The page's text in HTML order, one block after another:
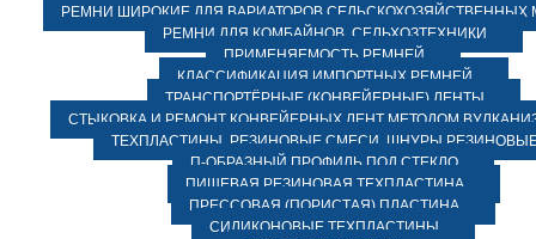
РЕМНИ ШИРОКИЕ ДЛЯ ВАРИАТОРОВ СЕЛЬСКОХОЗЯЙСТВЕННЫХ
РЕМНИ ДЛЯ КОМБАЙНОВ, СЕЛЬХОЗТЕХНИКИ
ПРИМЕНЯЕМОСТЬ РЕМНЕЙ
КЛАССИФИКАЦИЯ ИМПОРТНЫХ РЕМНЕЙ
ТРАНСПОРТЁРНЫЕ (КОНВЕЙЕРНЫЕ) ЛЕНТЫ
СТЫКОВКА И РЕМОНТ КОНВЕЙЕРНЫХ ЛЕНТ МЕТОДОМ
ТЕХПЛАСТИНЫ, РЕЗИНОВЫЕ СМЕСИ, ШНУРЫ
П-ОБРАЗНЫЙ ПРОФИЛЬ ПОД СТЕКЛО
ПИЩЕВАЯ РЕЗИНОВАЯ ТЕХПЛАСТИНА
ПРЕССОВАЯ (ПОРИСТАЯ) ПЛАСТИНА
СИЛИКОНОВЫЕ ТЕХПЛАСТИНЫ